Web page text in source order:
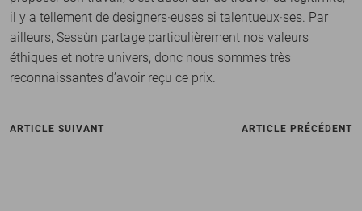
il y a tellement de designers·euses si talentueux·ses. Par
ailleurs, Sessùn partage particulièrement nos valeurs
éthiques et notre univers, donc nous sommes très
reconnaissantes d’avoir reçu ce prix.
ARTICLE SUIVANT ARTICLE PRÉCÉDENT